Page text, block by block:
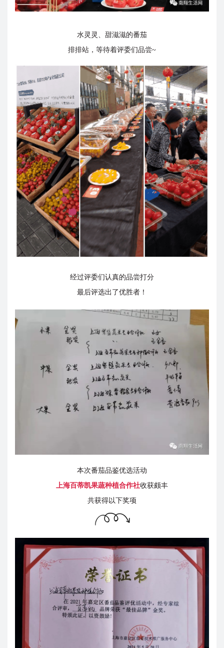
水灵灵、甜滋滋的番茄
排排站，等待着评委们品尝~
经过评委们认真的品尝打分
最后评选出了优胜者！
本次番茄品鉴优选活动
上海百蒂凯果蔬种植合作社收获颇丰
共获得以下奖项